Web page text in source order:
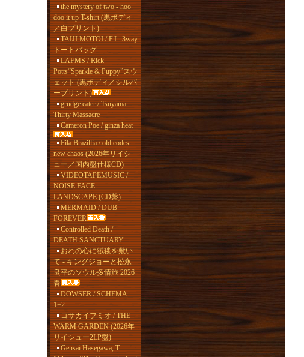
the mystery of two - hoo
doo it up T-shirt (黒ボディ
／白プリント)
TAIJI MOTOI / F.L. 3way
トートバッグ
LAFMS / Rick
Potts“Sparkle & Puppy”スウ
ェット (黒ボディ／シルバ
ープリント)
grudge eater / Tsuyama
Thirty Massacre
Cameron Poe / ginza heat
Fila Brazillia / old codes
new chaos (2026年リイシ
ュー／国内盤仕様CD)
VIDEOTAPEMUSIC /
NOISE FACE
LANDSCAPE (CD盤)
MERMAID / DUB
FOREVER
Controlled Death /
DEATH SANCTUARY
おれの心に絨毯を敷い
て - キングジョーと松永
良平のソウル多情旅 2026
春
DOWSER / SCHEMA
1+2
コサカイフミオ / THE
WARM GARDEN (2026年
リイシュー2LP盤)
Gensai Hasegawa, T.